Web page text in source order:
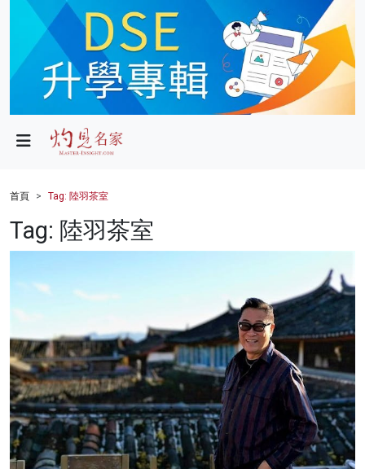
政局
財經
健康
商業
影片
名家榜
灼見活動
關於我們
首頁 Tag: 陸羽茶室
Tag: 陸羽茶室